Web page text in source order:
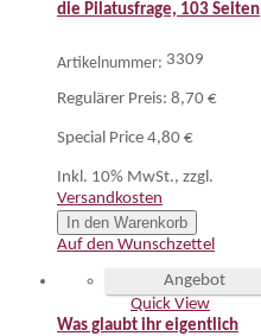
die Pilatusfrage, 103 Seiten
Artikelnummer: 3309
Regulärer Preis: 8,70 €
Special Price 4,80 €
Inkl. 10% MwSt., zzgl.
Versandkosten
In den Warenkorb
Auf den Wunschzettel
Angebot
Quick View
Was glaubt ihr eigentlich